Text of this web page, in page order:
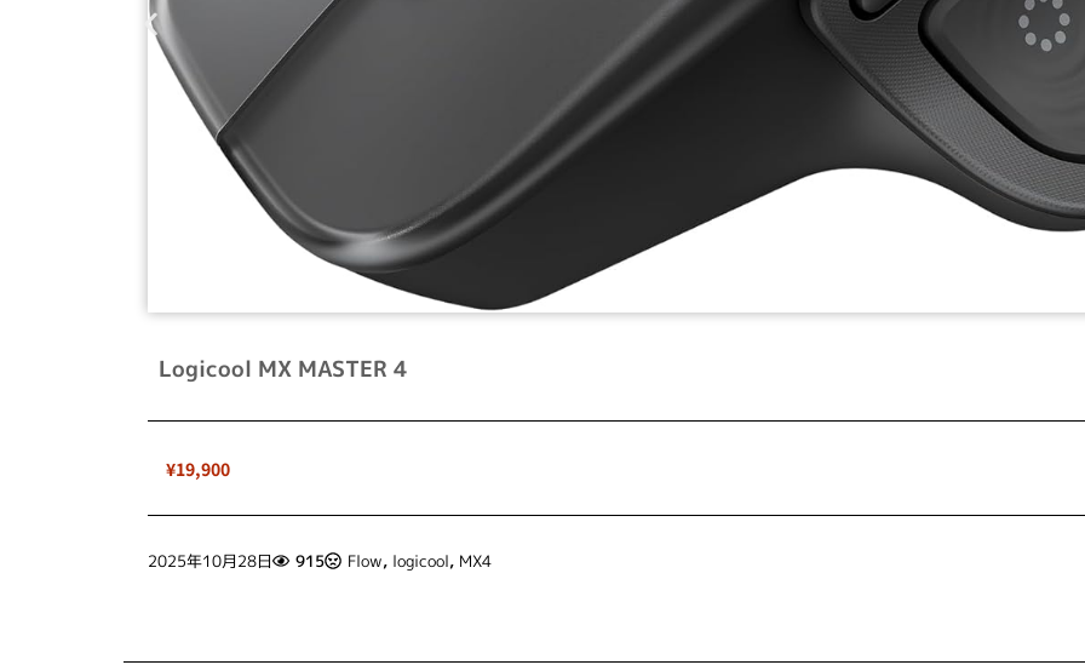
Logicool MX MASTER 4
¥19,900
2025年10月28日 915 Flow, logicool, MX4